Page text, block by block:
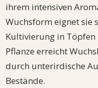
ihrem intensiven
Wuchsform eignet sie
Kultivierung in
Pflanze erreicht
durch unterirdische
Bestände.